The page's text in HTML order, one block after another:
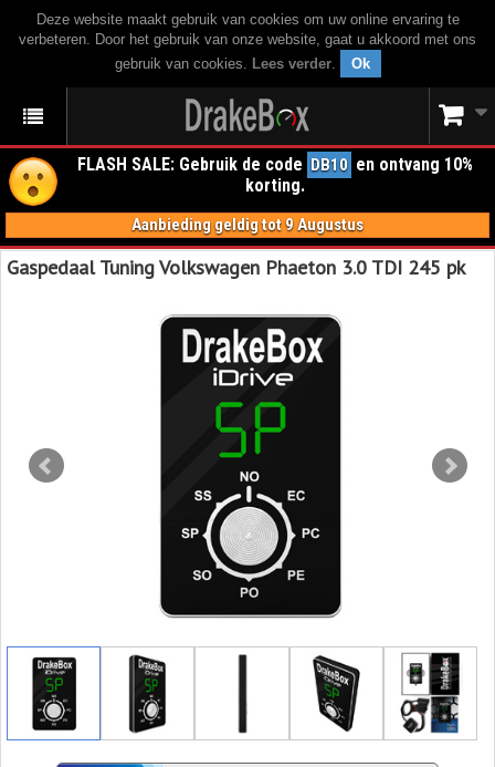
Deze website maakt gebruik van cookies om uw online ervaring te
verbeteren. Door het gebruik van onze website, gaat u akkoord met ons
gebruik van cookies. Lees verder. Ok
FLASH SALE: Gebruik de code DB10 en ontvang 10%
korting.
Aanbieding geldig tot 9 Augustus
Gaspedaal Tuning Volkswagen Phaeton 3.0 TDI 245 pk